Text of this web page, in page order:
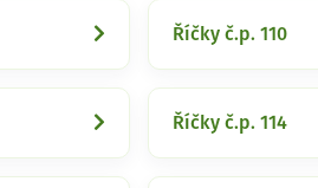
Říčky č.p. 110
Říčky č.p. 114